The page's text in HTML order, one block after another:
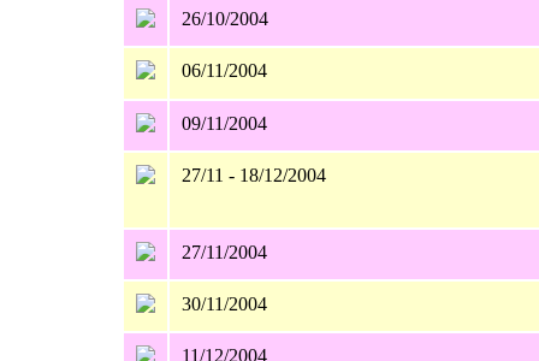
26/10/2004
06/11/2004
09/11/2004
27/11 - 18/12/2004
27/11/2004
30/11/2004
11/12/2004